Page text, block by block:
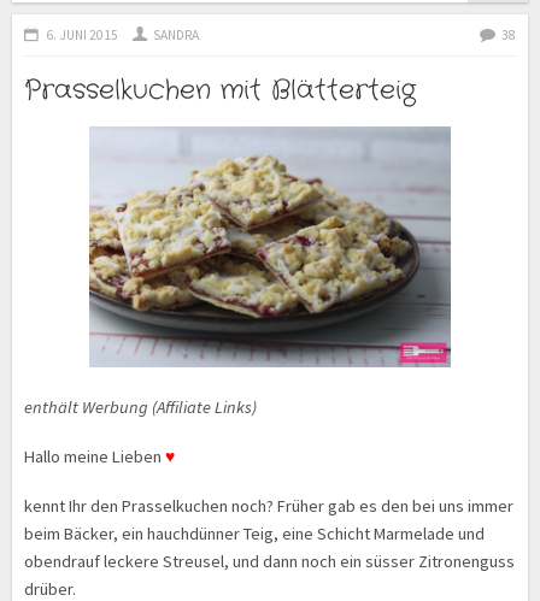
6. JUNI 2015 SANDRA 38
Prasselkuchen mit Blätterteig
enthält Werbung (Affiliate Links)
Hallo meine Lieben ♥
kennt Ihr den Prasselkuchen noch? Früher gab es den bei uns immer
beim Bäcker, ein hauchdünner Teig, eine Schicht Marmelade und
obendrauf leckere Streusel, und dann noch ein süsser Zitronenguss
drüber.